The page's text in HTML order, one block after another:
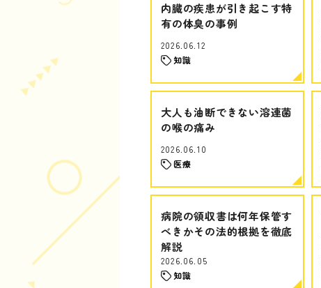
内臓の疾患が引き起こす特
有の体臭の事例
2026.06.12
知識
大人も油断できない溶連菌
の喉の痛み
2026.06.10
医療
病院の領収書は何年保管す
べきかその法的根拠を徹底
解説
2026.06.05
知識